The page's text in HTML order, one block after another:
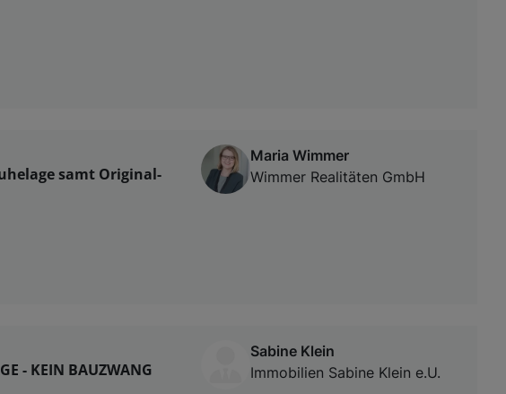
samt Original-
Maria Wimmer
Wimmer Realitäten GmbH
- KEIN BAUZWANG
Sabine Klein
Immobilien Sabine Klein e.U.